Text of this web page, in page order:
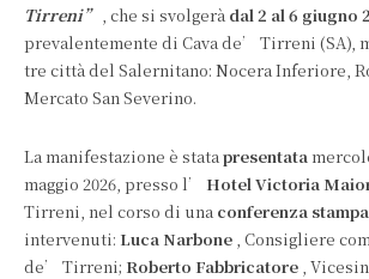
Tirreni” , che si svolgerà dal 2 al 6 giugno
prevalentemente di Cava de’ Tirreni (SA),
tre città del Salernitano: Nocera Inferiore,
Mercato San Severino.
La manifestazione è statapresentata
maggio 2026, presso l’ Hotel Victoria
Tirreni, nel corso di una conferenza stampa
intervenuti: Luca Narbone , Consigliere
de’ Tirreni; Roberto Fabbricatore ,